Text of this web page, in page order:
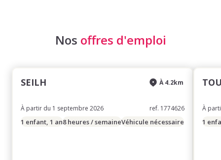
Nos offres d'emploi
SEILH
À partir du 1 septembre 2026
À 4.2km
ref. 1774626
1 enfant, 1 an8 heures / semaineVéhicule nécessaire
À
1